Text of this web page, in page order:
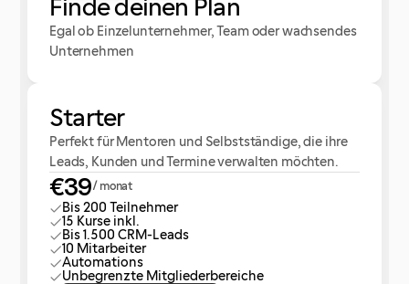
Finde deinen Plan
Egal ob Einzelunternehmer, Team oder wachsendes
Unternehmen
Starter
Perfekt für Mentoren und Selbstständige, die ihre
Leads, Kunden und Termine verwalten möchten.
€39/ monat
Bis 200 Teilnehmer
15 Kurse inkl.
Bis 1.500 CRM-Leads
10 Mitarbeiter
Automations
Unbegrenzte Mitgliederbereiche